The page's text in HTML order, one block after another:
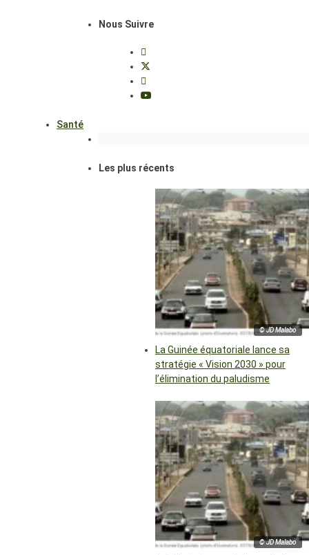
Nous Suivre
Santé
Les plus récents
© JD Malabo
La Guinée équatoriale lance sa
stratégie « Vision 2030 » pour
l’élimination du paludisme
© JD Malabo